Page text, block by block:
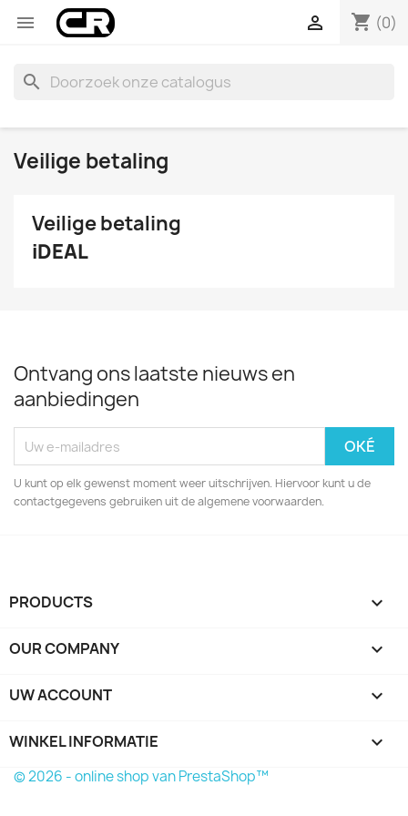
 shopping_cart (0)

search
Veilige betaling
Veilige betaling
iDEAL
Ontvang ons laatste nieuws en
aanbiedingen
U kunt op elk gewenst moment weer uitschrijven. Hiervoor kunt u de
contactgegevens gebruiken uit de algemene voorwaarden.
PRODUCTS 
OUR COMPANY 
UW ACCOUNT 
WINKEL INFORMATIE keyboard_arrow_down
© 2026 - online shop van PrestaShop™